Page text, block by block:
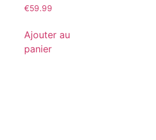
€59.99
Ajouter au
panier